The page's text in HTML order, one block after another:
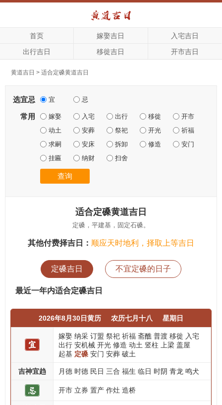
首页 嫁娶吉日
入宅吉日
出行吉日
移徙吉日 开市吉日
黄道吉日 > 适合定磉黄道吉日
选宜忌 宜 忌
常用 嫁娶 入宅 出行 移徙
开市
动土
安葬 祭祀 开光
祈福
求嗣
安床 拆卸 修造
安门
挂匾
纳财 扫舍
查询
适合定磉黄道吉日
定磉，平建基，固定石磉。
其他付费择吉日： 顺应天时地利，择取上等吉日
定磉吉日 不宜定磉的日子
最近一年内适合定磉吉日
2026年8月30日黄历 农历七月十八 星期日
嫁娶 纳采 订盟 祭祀 祈福 斋醮 普渡 移徙 入宅
出行 安机械 开光 修造 动土 竖柱 上梁 盖屋
起基 定磉 安门 安葬 破土
吉神宜趋 月德 时德 民日 三合 福生 临日 时阴 青龙 鸣犬
开市 立券 置产 作灶 造桥